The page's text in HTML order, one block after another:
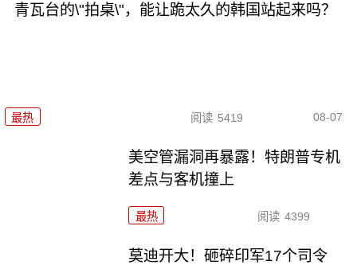
青瓦台的\"拍桌\"，能让跪太久的韩国站起来吗？
最热 阅读 5419 08-07
美空管漏洞再暴露！特朗普专机
差点与客机撞上
最热 阅读 4399
莫迪开大！砸碎印军17个司令